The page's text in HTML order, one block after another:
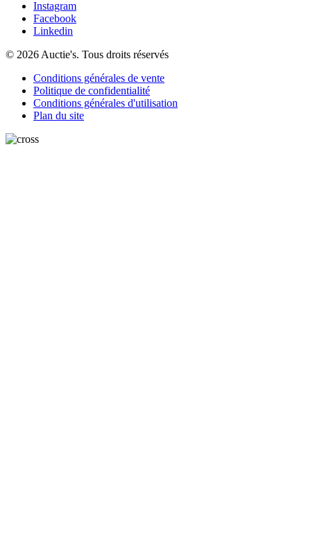
Instagram
Facebook
Linkedin
© 2026 Auctie's. Tous droits réservés
Conditions générales de vente
Politique de confidentialité
Conditions générales d'utilisation
Plan du site